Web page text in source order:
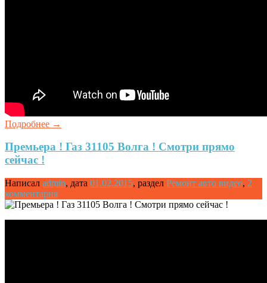
Подробнее →
Премьера ! Газ 31105 Волга ! Смотри прямо
сейчас !
Написал admin, дата 01.02.2015, раздел Ремонт авто видео, 2
комментария